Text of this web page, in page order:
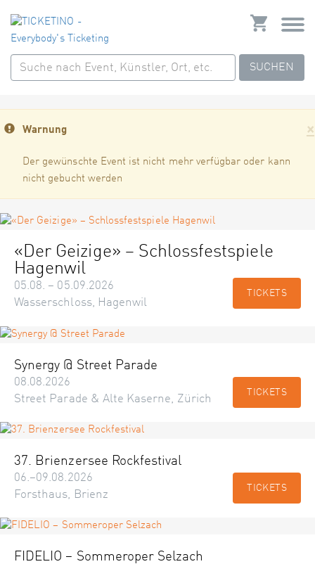
SUCHEN
×
Warnung
Der gewünschte Event ist nicht mehr verfügbar oder kann
nicht gebucht werden
«Der Geizige» – Schlossfestspiele
Hagenwil
05.08. – 05.09.2026
Wasserschloss, Hagenwil
TICKETS
Synergy @ Street Parade
08.08.2026
Street Parade & Alte Kaserne, Zürich
TICKETS
37. Brienzersee Rockfestival
06.–09.08.2026
Forsthaus, Brienz
TICKETS
FIDELIO – Sommeroper Selzach